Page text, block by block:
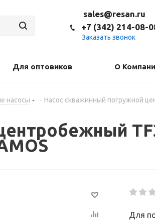
sales@resan.ru
+7 (342) 214-08-
Заказать звонок
Для оптовиков О
насосы - Насос скважинный погружной
Для